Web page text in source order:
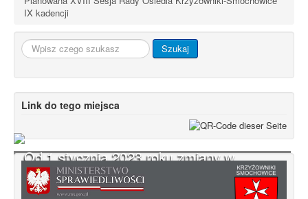
Od 1 stycznia 2023 roku zmiany w
funkcjonowaniu linii autobusowych
kursujących na Krzyżowniki-Smochowice
IX kadencji
Szukaj... Szukaj
Link do tego miejsca